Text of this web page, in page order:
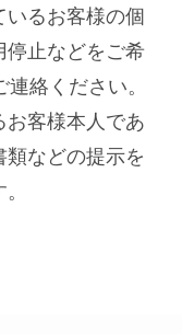
いるお客様の個
停止などをご希
絡ください。
お客様本人であ
類などの提示を